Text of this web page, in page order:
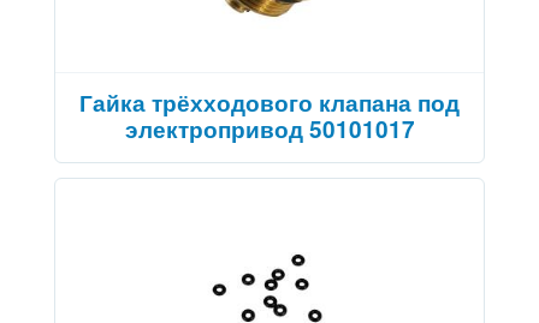
Гайка трёхходового клапана под
электропривод 50101017